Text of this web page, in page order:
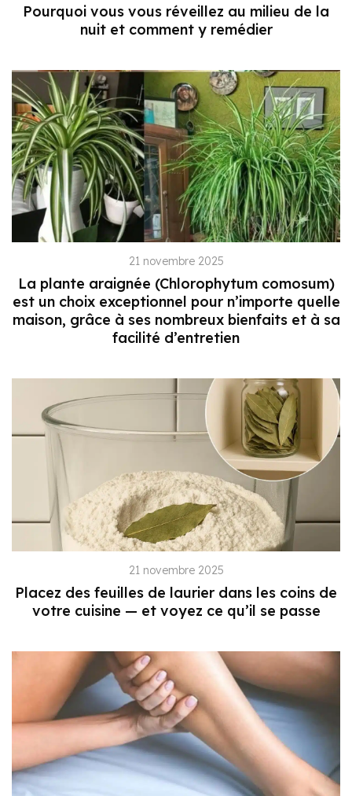
Pourquoi vous vous réveillez au milieu de la
nuit et comment y remédier
21 novembre 2025
La plante araignée (Chlorophytum comosum)
est un choix exceptionnel pour n’importe quelle
maison, grâce à ses nombreux bienfaits et à sa
facilité d’entretien
21 novembre 2025
Placez des feuilles de laurier dans les coins de
votre cuisine — et voyez ce qu’il se passe